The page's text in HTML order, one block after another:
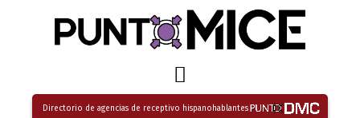
Directorio de agencias de receptivo hispanohablantes